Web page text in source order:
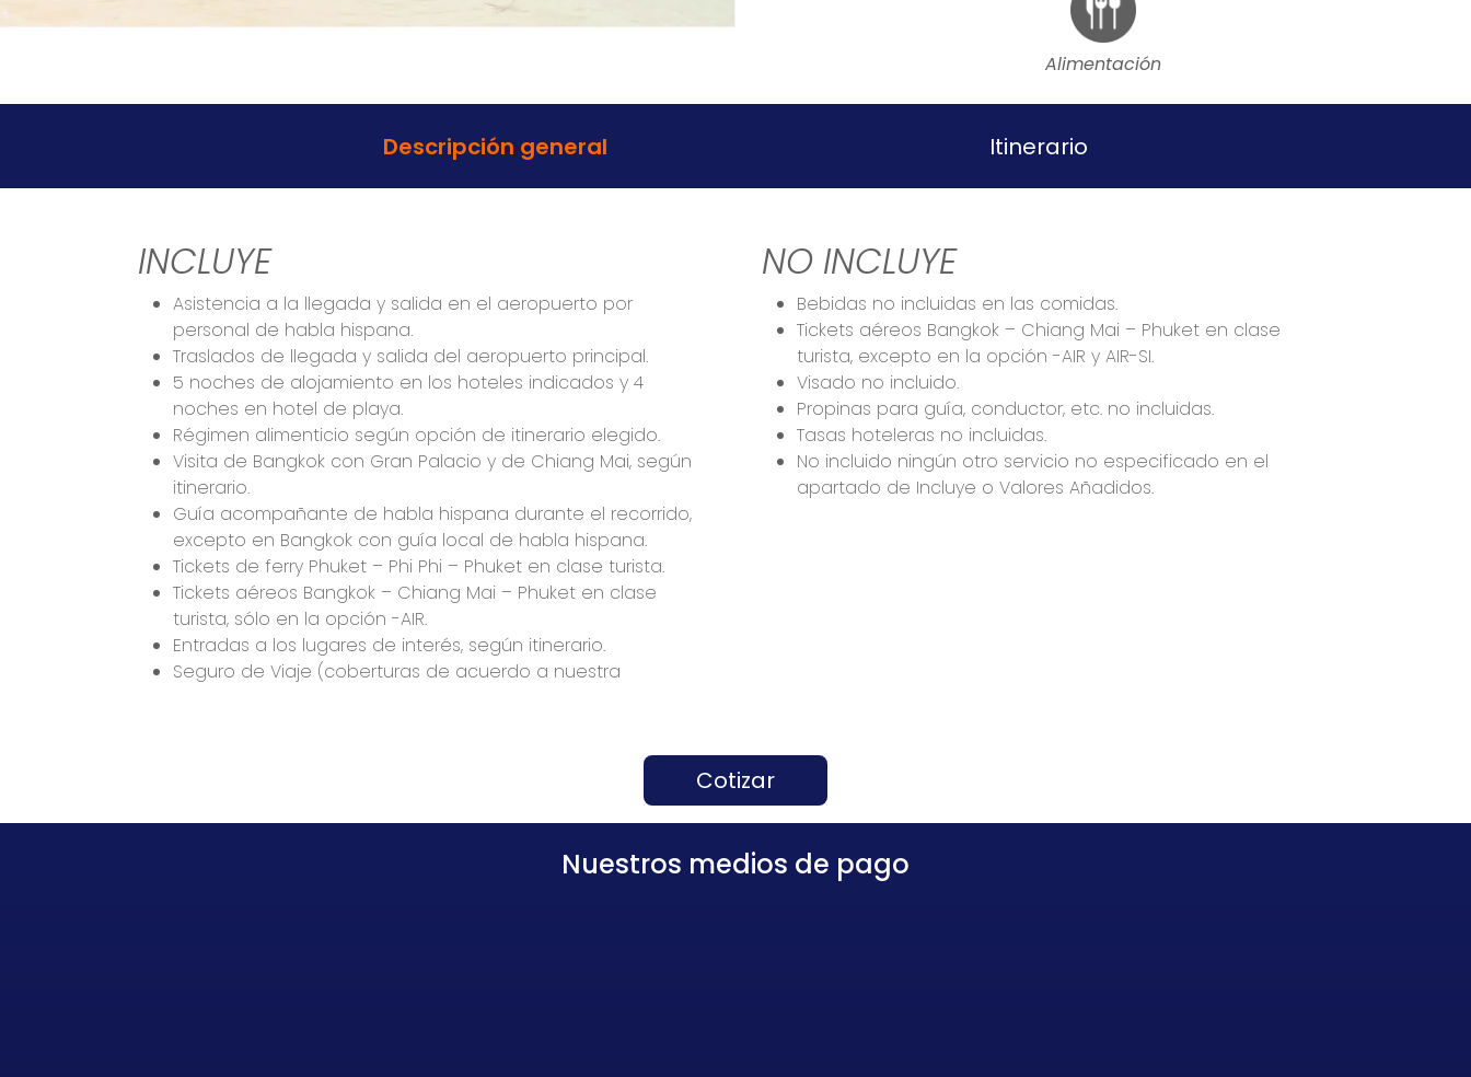
Alimentación
Descripción general Itinerario
INCLUYE
Asistencia a la llegada y salida en el aeropuerto por
personal de habla hispana.
Traslados de llegada y salida del aeropuerto principal.
5 noches de alojamiento en los hoteles indicados y 4
noches en hotel de playa.
Régimen alimenticio según opción de itinerario elegido.
Visita de Bangkok con Gran Palacio y de Chiang Mai, según
itinerario.
Guía acompañante de habla hispana durante el recorrido,
excepto en Bangkok con guía local de habla hispana.
Tickets de ferry Phuket – Phi Phi – Phuket en clase turista.
Tickets aéreos Bangkok – Chiang Mai – Phuket en clase
turista, sólo en la opción -AIR.
Entradas a los lugares de interés, según itinerario.
Seguro de Viaje (coberturas de acuerdo a nuestra
NO INCLUYE
Bebidas no incluidas en las comidas.
Tickets aéreos Bangkok – Chiang Mai – Phuket en clase
turista, excepto en la opción -AIR y AIR-SI.
Visado no incluido.
Propinas para guía, conductor, etc. no incluidas.
Tasas hoteleras no incluidas.
No incluido ningún otro servicio no especificado en el
apartado de Incluye o Valores Añadidos.
Cotizar
Nuestros medios de pago